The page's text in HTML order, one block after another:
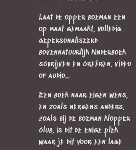
Laat de opper boeman een
op maat gemaakt, volledig
gepersonaliseerd
bovennatuurlijk kinderboek
schrijven en creëren, video
of audio...
Een boek naar eigen wens,
en zoals nergens anders,
zoals bij de boeman klopper
club, is dit de enige plek
waar je dit voor een lage